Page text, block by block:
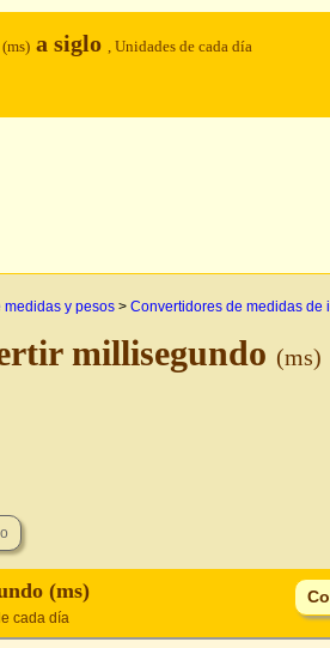
(ms) a siglo , Unidades de cada día
medidas y pesos > Convertidores de medidas de
millisegundo (ms)
(ms)
cada día